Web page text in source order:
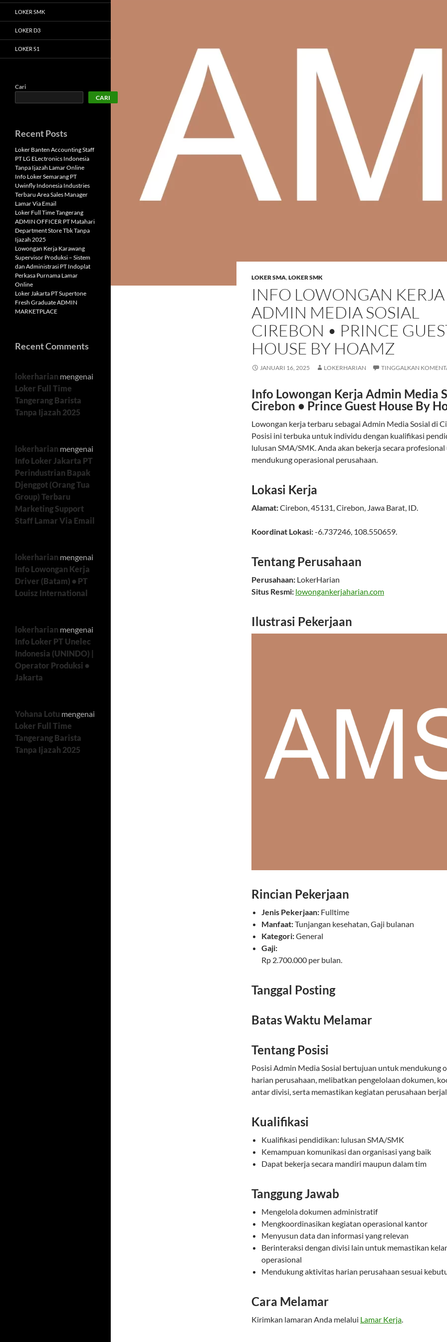
LOKER SMA,LOKER SMK
INFO LOWONGAN KERJA
ADMIN MEDIA SOSIAL
CIREBON • PRINCE
HOUSE BY HOAMZ
JANUARI 16, 2025 LOKERHARIAN TINGGALKAN
Info Lowongan Kerja Admin Media
Cirebon • Prince Guest House By
Lowongan kerja terbaru sebagai Admin Media Sosial di
Posisi ini terbuka untuk individu dengan kualifikasi
lulusan SMA/SMK. Anda akan bekerja secara
mendukung operasional perusahaan.
Lokasi Kerja
Alamat:Cirebon,45131,Cirebon, Jawa Barat, ID.
Koordinat Lokasi:-6.737246, 108.550659.
Tentang Perusahaan
Perusahaan: LokerHarian
Situs Resmi: lowongankerjaharian.com
Ilustrasi Pekerjaan
Rincian Pekerjaan
Jenis Pekerjaan: Fulltime
Manfaat:Tunjangan kesehatan, Gaji bulanan
Kategori:General
Gaji:
Rp 2.700.000 per bulan.
Tanggal Posting
Batas Waktu Melamar
Tentang Posisi
Posisi Admin Media Sosial bertujuan untuk mendukung
harian perusahaan, melibatkan pengelolaan dokumen,
antar divisi, serta memastikan kegiatan perusahaan
Kualifikasi
Kualifikasi pendidikan: lulusan SMA/SMK
Kemampuan komunikasi dan organisasi yang baik
Dapat bekerja secara mandiri maupun dalam tim
Tanggung Jawab
Mengelola dokumen administratif
Mengkoordinasikan kegiatan operasional kantor
Menyusun data dan informasi yang relevan
Berinteraksi dengan divisi lain untuk memastikan
operasional
Mendukung aktivitas harian perusahaan sesuai
Cara Melamar
Kirimkan lamaran Anda melalui Lamar Kerja.
LOKER SMK
LOKER D3
LOKER S1
Cari
CARI
Recent Posts
Loker Banten Accounting Staff
PT LG ELectronics Indonesia
Tanpa Ijazah Lamar Online
Info Loker Semarang PT
Uwinfly Indonesia Industries
Terbaru Area Sales Manager
Lamar Via Email
Loker Full Time Tangerang
ADMIN OFFICER PT Matahari
Department Store Tbk Tanpa
Ijazah 2025
Lowongan Kerja Karawang
Supervisor Produksi – Sistem
dan Administrasi PT Indoplat
Perkasa Purnama Lamar
Online
Loker Jakarta PT Supertone
Fresh Graduate ADMIN
MARKETPLACE
Recent Comments
lokerharian mengenai
Loker Full Time
Tangerang Barista
Tanpa Ijazah 2025
lokerharian mengenai
Info Loker Jakarta PT
Perindustrian Bapak
Djenggot (Orang Tua
Group) Terbaru
Marketing Support
Staff Lamar Via Email
lokerharian mengenai
Info Lowongan Kerja
Driver (Batam) • PT
Louisz International
lokerharian mengenai
Info Loker PT Unelec
Indonesia (UNINDO) |
Operator Produksi •
Jakarta
Yohana Lotu mengenai
Loker Full Time
Tangerang Barista
Tanpa Ijazah 2025